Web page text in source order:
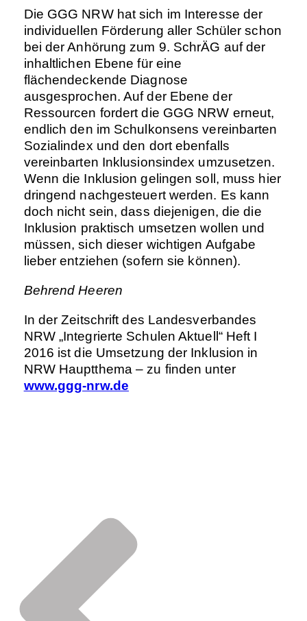
Die GGG NRW hat sich im Interesse der
individuellen Förderung aller Schüler schon
bei der Anhörung zum 9. SchrÄG auf der
inhaltlichen Ebene für eine
flächendeckende Diagnose
ausgesprochen. Auf der Ebene der
Ressourcen fordert die GGG NRW erneut,
endlich den im Schulkonsens vereinbarten
Sozialindex und den dort ebenfalls
vereinbarten Inklusionsindex umzusetzen.
Wenn die Inklusion gelingen soll, muss hier
dringend nachgesteuert werden. Es kann
doch nicht sein, dass diejenigen, die die
Inklusion praktisch umsetzen wollen und
müssen, sich dieser wichtigen Aufgabe
lieber entziehen (sofern sie können).
Behrend Heeren
In der Zeitschrift des Landesverbandes
NRW „Integrierte Schulen Aktuell“ Heft I
2016 ist die Umsetzung der Inklusion in
NRW Hauptthema – zu finden unter
www.ggg-nrw.de